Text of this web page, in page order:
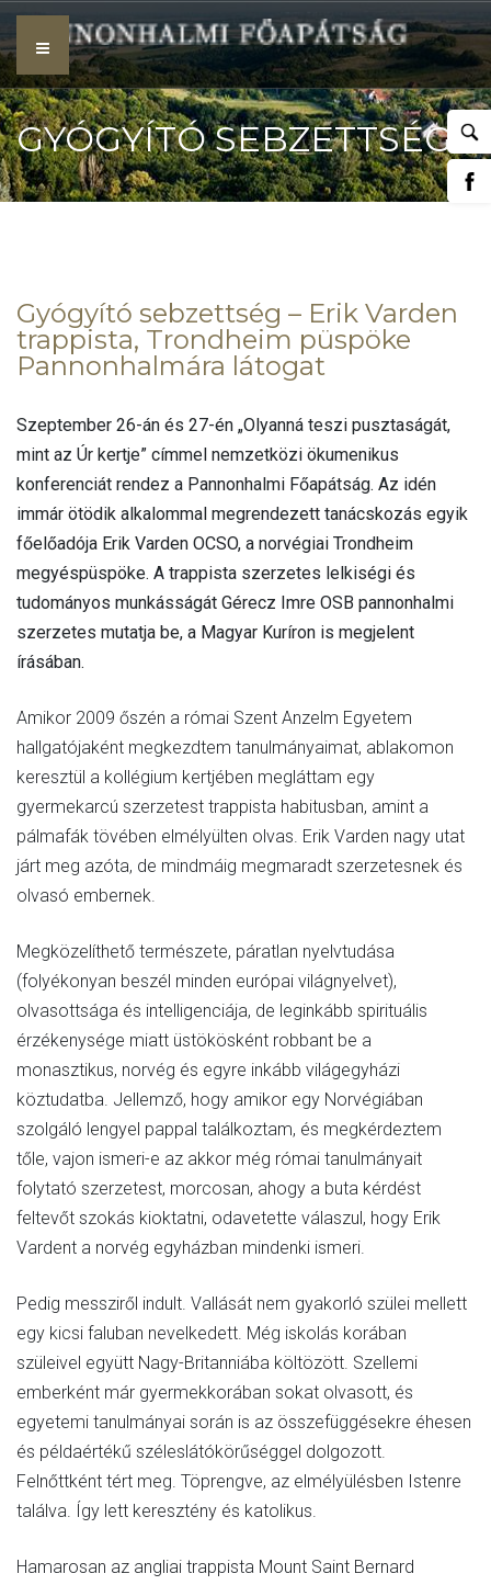
Skip
to
content
GYÓGYÍTÓ SEBZETTSÉG
TRAPPISTA, TRONDHEIM
PÜSPÖKE
PANNONHALMÁRA
LÁTOGAT
Gyógyító sebzettség – Erik Varden
trappista, Trondheim püspöke
Pannonhalmára látogat
Szeptember 26-án és 27-én „Olyanná teszi pusztaságát,
mint az Úr kertje” címmel nemzetközi ökumenikus
konferenciát rendez a Pannonhalmi Főapátság. Az idén
immár ötödik alkalommal megrendezett tanácskozás egyik
főelőadója Erik Varden OCSO, a norvégiai Trondheim
megyéspüspöke. A trappista szerzetes lelkiségi és
tudományos munkásságát Gérecz Imre OSB pannonhalmi
szerzetes mutatja be, a Magyar Kuríron is megjelent
írásában.
Amikor 2009 őszén a római Szent Anzelm Egyetem
hallgatójaként megkezdtem tanulmányaimat, ablakomon
keresztül a kollégium kertjében megláttam egy
gyermekarcú szerzetest trappista habitusban, amint a
pálmafák tövében elmélyülten olvas. Erik Varden nagy utat
járt meg azóta, de mindmáig megmaradt szerzetesnek és
olvasó embernek.
Megközelíthető természete, páratlan nyelvtudása
(folyékonyan beszél minden európai világnyelvet),
olvasottsága és intelligenciája, de leginkább spirituális
érzékenysége miatt üstökösként robbant be a
monasztikus, norvég és egyre inkább világegyházi
köztudatba. Jellemző, hogy amikor egy Norvégiában
szolgáló lengyel pappal találkoztam, és megkérdeztem
tőle, vajon ismeri-e az akkor még római tanulmányait
folytató szerzetest, morcosan, ahogy a buta kérdést
feltevőt szokás kioktatni, odavetette válaszul, hogy Erik
Vardent a norvég egyházban mindenki ismeri.
Pedig messziről indult. Vallását nem gyakorló szülei mellett
egy kicsi faluban nevelkedett. Még iskolás korában
szüleivel együtt Nagy-Britanniába költözött. Szellemi
emberként már gyermekkorában sokat olvasott, és
egyetemi tanulmányai során is az összefüggésekre éhesen
és példaértékű széleslátókörűséggel dolgozott.
Felnőttként tért meg. Töprengve, az elmélyülésben Istenre
találva. Így lett keresztény és katolikus.
Hamarosan az angliai trappista Mount Saint Bernard